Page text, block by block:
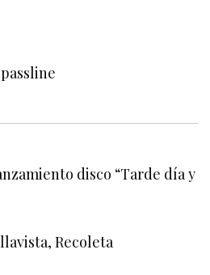
disco “Tarde día y
Recoleta